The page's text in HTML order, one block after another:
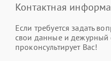
Контактная
Если требуется задать
свои данные и дежурный
проконсультирует Вас!